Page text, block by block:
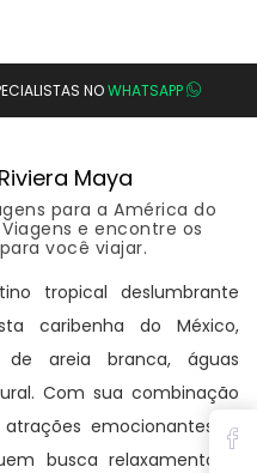
NOWHATSAPP
Maya
para a América do
e encontre os
você viajar.
tropical deslumbrante
caribenha do México,
areia branca, águas
Com sua combinação
emocionantes, a
busca relaxamento e